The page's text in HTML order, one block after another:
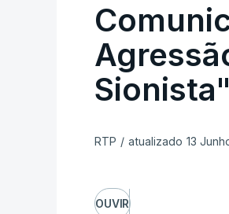
Sionista"
RTP / atualizado 13
OUVIR